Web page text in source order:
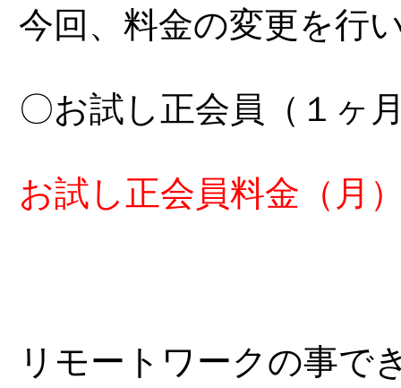
今回、料金の変更を行
〇お試し正会員（１ヶ
お試し正会員料金（月
リモートワークの事で